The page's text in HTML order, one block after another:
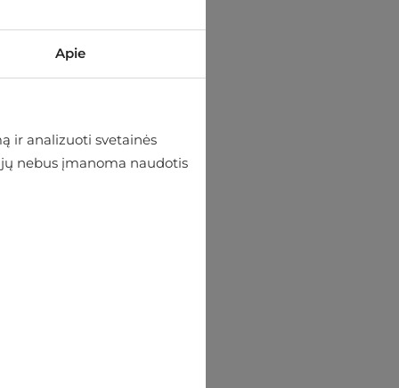
Apie
ir analizuoti svetainės
nebus įmanoma naudotis